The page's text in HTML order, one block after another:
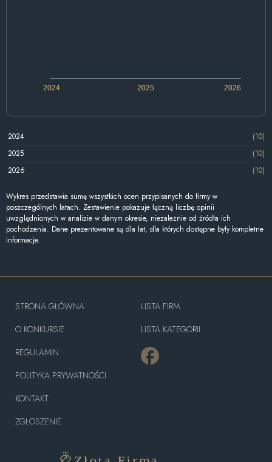
2024 2025 2026
2024
(10)
2025
(10)
2026
(10)
Wykres przedstawia sumę wszystkich ocen przypisanych do firmy w
poszczególnych latach. Zestawienie pokazuje łączną liczbę opinii
uwzględnionych w analizie w danym okresie, niezależnie od źródła ich
pochodzenia. Dane prezentowane są dla lat, dla których dostępne były kompletne
informacje.
STRONA GŁÓWNA
O KONKURSIE
REGULAMIN
POLITYKA PRYWATNOŚCI
KONTAKT
ZGŁOSZENIE
LISTA FIRM
LISTA KATEGORII